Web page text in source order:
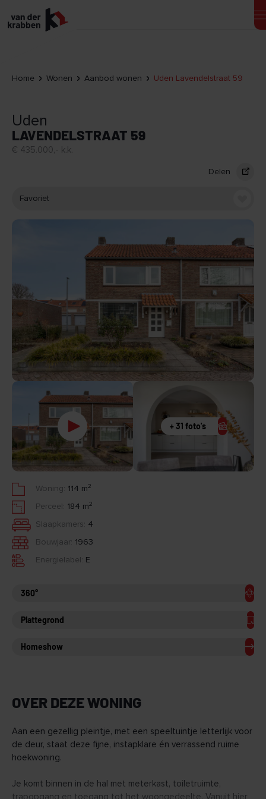
Home Wonen Aanbod wonen Uden Lavendelstraat 59
Uden
LAVENDELSTRAAT 59
€ 435.000,- k.k.
Delen
Favoriet
+ 31 foto's
Woning: 114 m 2
Perceel: 184 m 2
Slaapkamers: 4
Bouwjaar: 1963
Energielabel: E
360°
Plattegrond
Homeshow
OVER DEZE WONING
Aan een gezellig pleintje, met een speeltuintje letterlijk voor
de deur, staat deze fijne, instapklare én verrassend ruime
hoekwoning.
Je komt binnen in de hal met meterkast, toiletruimte,
trapopgang en toegang tot het woongedeelte. Vanuit hier